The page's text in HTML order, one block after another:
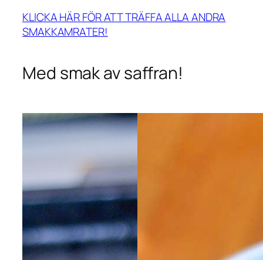
KLICKA HÄR FÖR ATT TRÄFFA ALLA ANDRA
SMAKKAMRATER!
Med smak av saffran!